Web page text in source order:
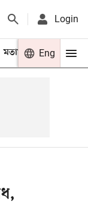
Login
মতামত খেলা
Eng